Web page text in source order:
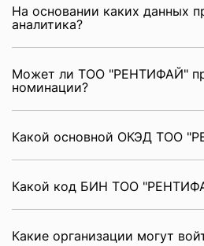
На основании каких данных
аналитика?
Может ли ТОО "РЕНТИФАЙ"
номинации?
Какой основной ОКЭД ТОО
Какой код БИН ТОО
Какие организации могут